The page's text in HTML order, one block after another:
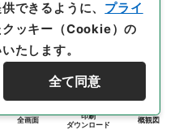
全画面
印刷
ダウンロード
概観図
できるように、 プライ
クッキー（Cookie）の
たします。
全て同意